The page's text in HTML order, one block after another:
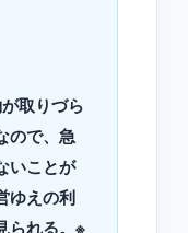
取りづら
ので、急
いことが
ゆえの利
られる。※